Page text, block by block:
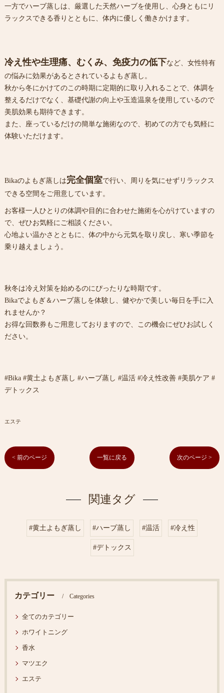
一方でハーブ蒸しは、厳選した天然ハーブを使用し、心身ともにリ
ラックスできる香りとともに、体内に優しく働きかけます。
冷え性や生理痛、むくみ、免疫力の低下など、女性特有
の悩みに効果があるとされているよもぎ蒸し。
秋から冬にかけてのこの時期に定期的に取り入れることで、体調を
整えるだけでなく、基礎代謝の向上や玉造温泉を使用しているので
美肌効果も期待できます。
また、座っているだけの簡単な施術なので、初めての方でも気軽に
体験いただけます。
Bikaのよもぎ蒸しは完全個室で行い、周りを気にせずリラックス
できる空間をご用意しています。
お客様一人ひとりの体調や目的に合わせた施術を心がけていますの
で、ぜひお気軽にご相談ください。
心地よい温かさとともに、体の中から元気を取り戻し、寒い季節を
乗り越えましょう。
秋冬は冷え対策を始めるのにぴったりな時期です。
Bikaでよもぎ＆ハーブ蒸しを体験し、健やかで美しい毎日を手に入
れませんか？
お得な回数券もご用意しておりますので、この機会にぜひお試しく
ださい。
#Bika #黄土よもぎ蒸し #ハーブ蒸し #温活 #冷え性改善 #美肌ケア #
デトックス
エステ
< 前のページ 一覧に戻る 次のページ >
関連タグ
#黄土よもぎ蒸し #ハーブ蒸し #温活 #冷え性
#デトックス
カテゴリー Categories
全てのカテゴリー
ホワイトニング
香水
マツエク
エステ